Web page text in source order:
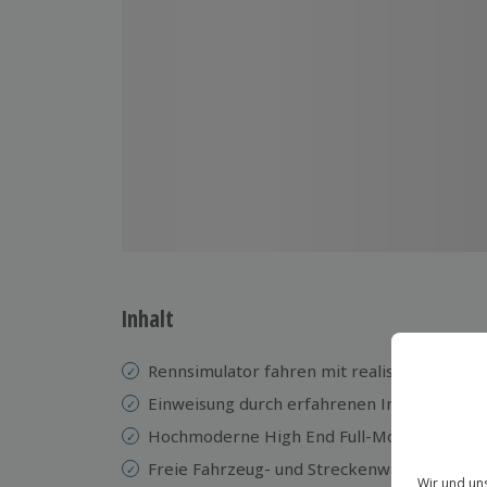
Inhalt
Rennsimulator fahren mit realistischem
Einweisung durch erfahrenen Instruktor
Hochmoderne High End Full-Motion-
Freie Fahrzeug- und Streckenwahl